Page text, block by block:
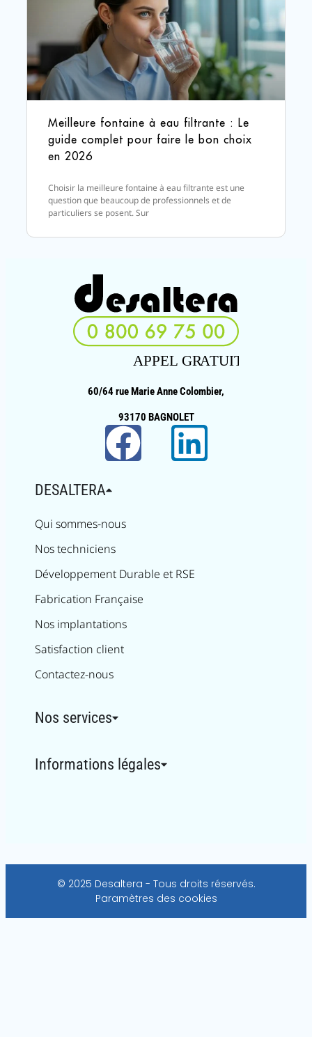
Meilleure fontaine à eau filtrante : Le
guide complet pour faire le bon choix
en 2026
Choisir la meilleure fontaine à eau filtrante est une
question que beaucoup de professionnels et de
particuliers se posent. Sur
60/64 rue Marie Anne Colombier,
93170 BAGNOLET
DESALTERA
Qui sommes-nous
Nos techniciens
Développement Durable et RSE
Fabrication Française
Nos implantations
Satisfaction client
Contactez-nous
Nos services
Informations légales
© 2025 Desaltera - Tous droits réservés.
Paramètres des cookies